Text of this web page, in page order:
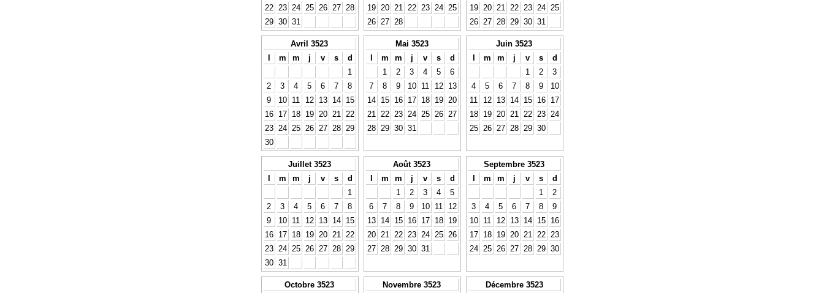
22
23 24 25 26 27
28
29 30 31
19
20 21 22 23 24
25
26
27 28
19
20 21 22 23 24
25
26
27 28 29 30 31
Avril 3523
l
m m j v s
d
1
2
3 4 5 6 7
8
9
10 11 12 13 14
15
16
17 18 19 20 21
22
23
24 25 26 27 28
29
30
Mai 3523
l
m m j v s
d
1
2 3 4 5
6
7
8 9 10 11 12
13
14
15 16 17 18 19
20
21
22 23 24 25 26
27
28
29 30 31
Juin 3523
l
m m j v s
d
1
2
3
4
5 6 7 8 9
10
11
12 13 14 15 16
17
18
19 20 21 22 23
24
25
26 27 28 29 30
Juillet 3523
l
m m j v s
d
1
2
3 4 5 6 7
8
9
10 11 12 13 14
15
16
17 18 19 20 21
22
23
24 25 26 27 28
29
30 31
Août 3523
l
m m j v s
d
1
2 3 4
5
6
7 8 9 10 11
12
13
14 15 16 17 18
19
20
21 22 23 24 25
26
27
28 29 30 31
Septembre 3523
l
m m j v s
d
1
2
3
4 5 6 7 8
9
10
11 12 13 14 15
16
17
18 19 20 21 22
23
24
25 26 27 28 29 30
Octobre 3523
Novembre 3523
Décembre 3523